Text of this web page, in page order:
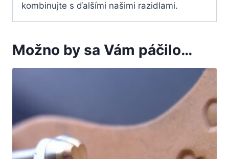
kombinujte s ďalšími našimi razidlami.
Možno by sa Vám páčilo…